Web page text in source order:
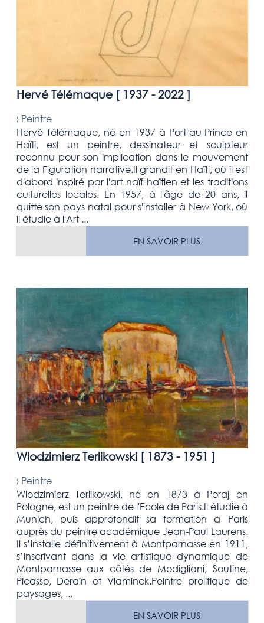
Hervé Télémaque [ 1937 - 2022]
› Peintre
Hervé Télémaque, né en 1937 à Port-au-Prince en
Haïti, est un peintre, dessinateur et sculpteur
reconnu pour son implication dans le mouvement
de la Figuration narrative.Il grandit en Haïti, où il est
d'abord inspiré par l'art naïf haïtien et les traditions
culturelles locales. En 1957, à l'âge de 20 ans, il
quitte son pays natal pour s'installer à New York, où
il étudie à l'Art ...
EN SAVOIR PLUS
Wlodzimierz Terlikowski [ 1873 - 1951 ]
› Peintre
Wlodzimierz Terlikowski, né en 1873 à Poraj en
Pologne, est un peintre de l'Ecole de Paris.Il étudie à
Munich, puis approfondit sa formation à Paris
auprès du peintre académique Jean-Paul Laurens.
Il s’installe définitivement à Montparnasse en 1911,
s’inscrivant dans la vie artistique dynamique de
Montparnasse aux côtés de Modigliani, Soutine,
Picasso, Derain et Vlaminck.Peintre prolifique de
paysages, ...
EN SAVOIR PLUS